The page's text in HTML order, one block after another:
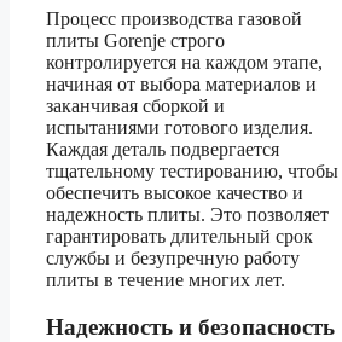
Процесс производства газовой
плиты Gorenje строго
контролируется на каждом этапе,
начиная от выбора материалов и
заканчивая сборкой и
испытаниями готового изделия.
Каждая деталь подвергается
тщательному тестированию, чтобы
обеспечить высокое качество и
надежность плиты. Это позволяет
гарантировать длительный срок
службы и безупречную работу
плиты в течение многих лет.
Надежность и безопасность